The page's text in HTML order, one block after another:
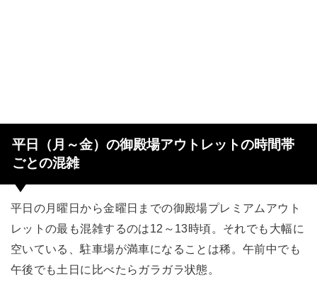
平日（月～金）の御殿場アウトレットの時間帯
ごとの混雑
平日の月曜日から金曜日までの御殿場プレミアムアウト
レットの最も混雑するのは12～13時頃。それでも大幅に
空いている、駐車場が満車になることは稀。午前中でも
午後でも土日に比べたらガラガラ状態。